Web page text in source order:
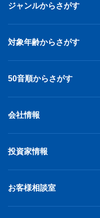
ジャンルからさがす
対象年齢からさがす
50音順からさがす
会社情報
投資家情報
お客様相談室